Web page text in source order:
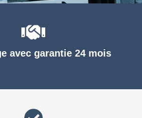
avec garantie 24 mois